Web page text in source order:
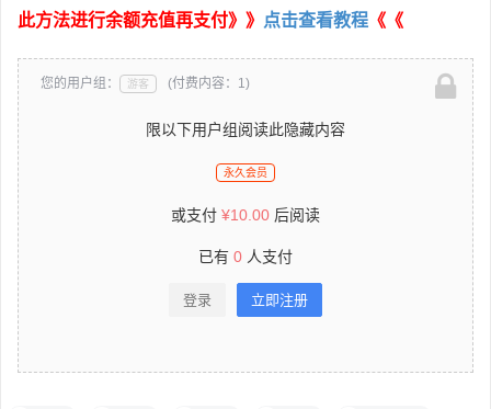
此方法进行余额充值再支付》》 点击查看教程 《《
您的用户组： 游客 (付费内容：1)
限以下用户组阅读此隐藏内容
永久会员
或支付 ¥10.00 后阅读
已有 0 人支付
登录 立即注册